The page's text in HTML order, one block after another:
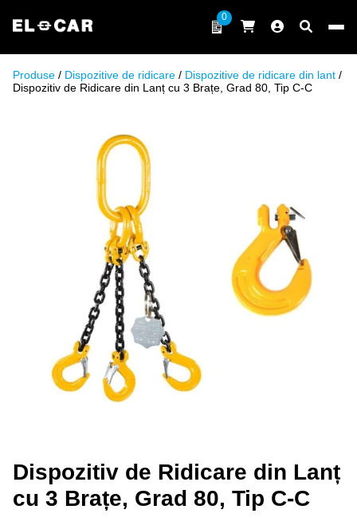
ELCAR
0
Produse / Dispozitive de ridicare / Dispozitive de ridicare din lant /
Dispozitiv de Ridicare din Lanț cu 3 Brațe, Grad 80, Tip C-C
Dispozitiv de Ridicare din Lanț
cu 3 Brațe, Grad 80, Tip C-C